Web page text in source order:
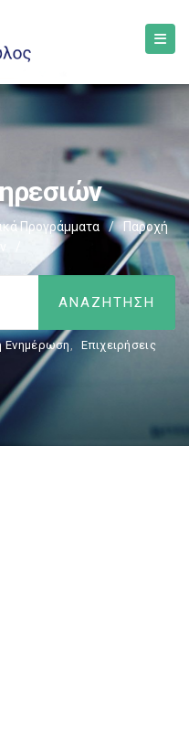
Προγράμματα /
Παροχή
Ενημέρωση, Επιχειρήσεις